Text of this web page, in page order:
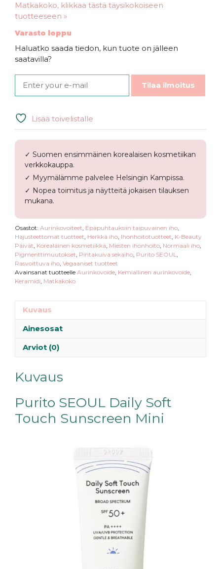
Matkakoko, klikkaa tästä täysikokoiseen
tuotteeseen »
Varasto loppu
Haluatko saada tiedon, kun tuote on jälleen
saatavilla?
Tilaa ilmoitus
Lisää toivelistalle
✓ Suomen ensimmäinen korealaisen kosmetiikan
verkkokauppa.
✓ Myymälämme palvelee Helsingin Kampissa.
✓ Nopea toimitus ja näytteitä jokaisen tilauksen
mukana.
Osastot: Aurinkovoiteet Epäpuhtauksiin taipuvainen iho
Hajusteettomat tuotteet Herkkä iho Ihonhoitotuotteet K-Beauty
Päivät Korealainen kosmetiikka Miesten ihonhoito Normaali iho
Pigmenttimuutokset Pintakuiva sekaiho Purito SEOUL
Rasvoittuva iho Vegaaniset tuotteet
Avainsanat tuotteelle Aurinkovoide Kemiallinen aurinkovoide
Keramidi Matkakoko
Kuvaus
Ainesosat
Arviot (0)
Kuvaus
Purito SEOUL Daily Soft
Touch Sunscreen Mini